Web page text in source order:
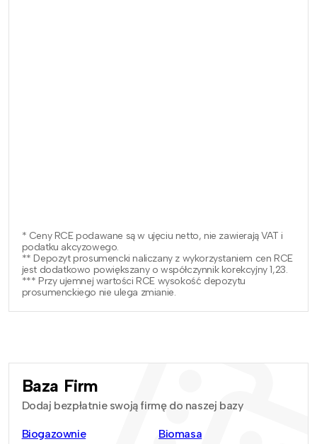
* Ceny RCE podawane są w ujęciu netto, nie zawierają VAT i
podatku akcyzowego.
** Depozyt prosumencki naliczany z wykorzystaniem cen RCE
jest dodatkowo powiększany o współczynnik korekcyjny 1,23.
*** Przy ujemnej wartości RCE wysokość depozytu
prosumenckiego nie ulega zmianie.
Baza Firm
Dodaj bezpłatnie swoją firmę do naszej bazy
Biogazownie
Biomasa